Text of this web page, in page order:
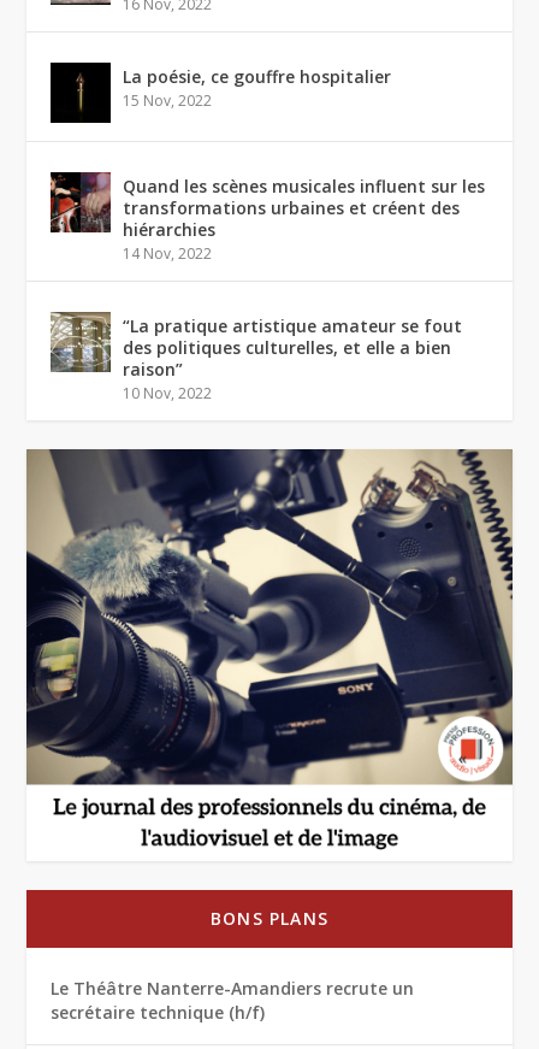
16 Nov, 2022
La poésie, ce gouffre hospitalier
15 Nov, 2022
Quand les scènes musicales influent sur les
transformations urbaines et créent des
hiérarchies
14 Nov, 2022
“La pratique artistique amateur se fout
des politiques culturelles, et elle a bien
raison”
10 Nov, 2022
BONS PLANS
Le Théâtre Nanterre-Amandiers recrute un
secrétaire technique (h/f)